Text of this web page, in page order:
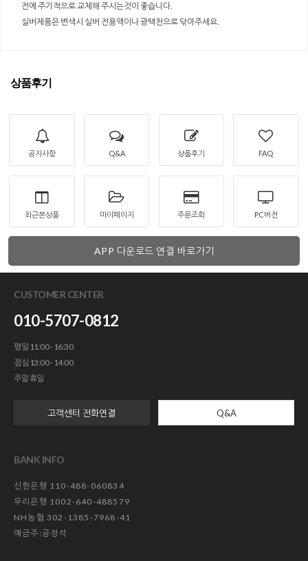
전에 주기적으로 교체해 주시는것이 좋습니다.
실버제품은 변색시 실버 전용액이나 광택천으로 닦아주세요.
상품후기
공지사항 Q&A 상품후기 FAQ
최근본상품 마이페이지 주문조회 PC버전
APP 다운로드 연결 바로가기
CUSTOMER CENTER
010-5707-0812
평일 11:00 - 16:30
점심 13:00 - 14:00
주말 휴일
고객센터 전화연결 Q&A
BANK INFO
신한은행 110-488-060834
우리은행 1002-640-488579
NH농협 302-1385-7968-41
예금주:공정석